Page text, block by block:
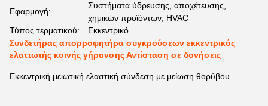
Εφαρμογή:
Συστήματα ύδρευσης, αποχέτευσης,
χημικών προϊόντων, HVAC
Τύπος τερματικού:
Εκκεντρικό
Συνδετήρας απορροφητήρα συγκρούσεων εκκεντρικός
ελαττωτής κοινής γήρανσης Αντίσταση σε δονήσεις
Εκκεντρική μειωτική ελαστική σύνδεση με μείωση θορύβου